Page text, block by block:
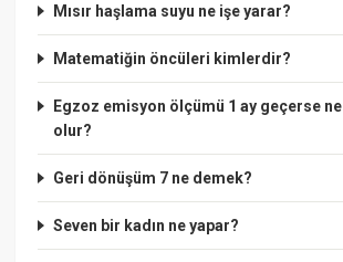
Mısır haşlama suyu ne işe yarar?
Matematiğin öncüleri kimlerdir?
Egzoz emisyon ölçümü 1 ay geçerse ne
olur?
Geri dönüşüm 7 ne demek?
Seven bir kadın ne yapar?